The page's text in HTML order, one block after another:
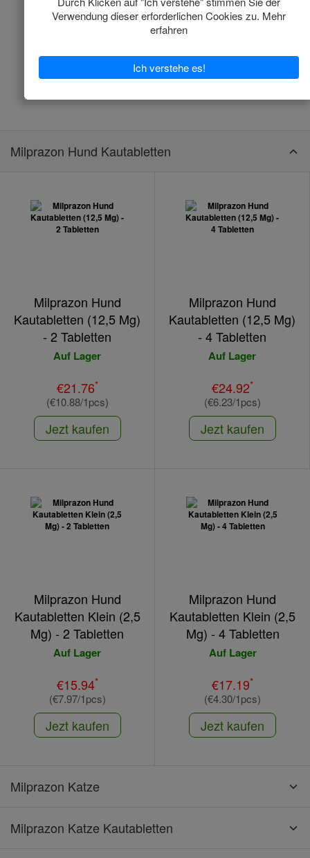
Milprazon Hund Kautabletten
Milprazon Hund
Kautabletten (12,5 Mg)
- 2 Tabletten
Auf Lager
€21.76*
(€10.88/1pcs)
Jezt kaufen
Milprazon Hund
Kautabletten (12,5 Mg)
- 4 Tabletten
Auf Lager
€24.92*
(€6.23/1pcs)
Jezt kaufen
Milprazon Hund
Kautabletten Klein (2,5
Mg) - 2 Tabletten
Auf Lager
€15.94*
(€7.97/1pcs)
Jezt kaufen
Milprazon Hund
Kautabletten Klein (2,5
Mg) - 4 Tabletten
Auf Lager
€17.19*
(€4.30/1pcs)
Jezt kaufen
Milprazon Katze
Milprazon Katze Kautabletten